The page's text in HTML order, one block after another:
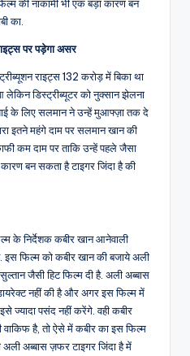
की नाकामी भी एक बड़ा कारण बन
का.
पर पड़ेगा असर
राइट्स 132 करोड़ में बिका था
डिस्ट्रीब्यूटर को नुक्सान झेलना
के लिए सलमान ने उन्हें मुआफ्ज़ा तक दे
इतने महंगे दाम पर सलमान खान की
कम दाम पर ताकि उन्हें पहले जैसा
बन सकता है टाइगर जिंदा है की
के निर्देशक कबीर खान आनेवाली
इस फिल्म को कबीर खान की बजाये अली
जैसी हिट फिल्म दी है. अली अब्बास
नहीं की है और अगर इस फिल्म में
ज्यादा पसंद नहीं करेंगे. वही कबीर
है, तो ऐसे में कबीर का इस फिल्म
अली अब्बास ज़फर टाइगर जिंदा है में